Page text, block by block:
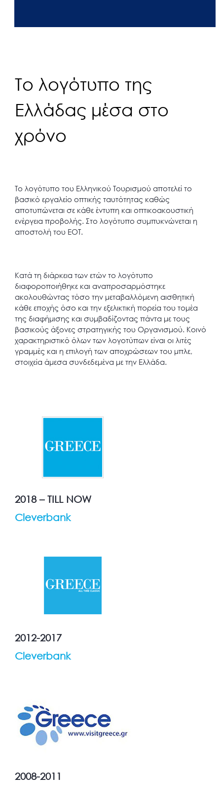
Το λογότυπο της
Ελλάδας μέσα στο
χρόνο
Το λογότυπο του Ελληνικού Τουρισμού αποτελεί το
βασικό εργαλείο οπτικής ταυτότητας καθώς
αποτυπώνεται σε κάθε έντυπη και οπτικοακουστική
ενέργεια προβολής. Στο λογότυπο συμπυκνώνεται η
αποστολή του ΕΟΤ.
Κατά τη διάρκεια των ετών το λογότυπο
διαφοροποιήθηκε και αναπροσαρμόστηκε
ακολουθώντας τόσο την μεταβαλλόμενη αισθητική
κάθε εποχής όσο και την εξελικτική πορεία του τομέα
της διαφήμισης και συμβαδίζοντας πάντα με τους
βασικούς άξονες στρατηγικής του Οργανισμού. Κοινό
χαρακτηριστικό όλων των λογοτύπων είναι οι λιτές
γραμμές και η επιλογή των αποχρώσεων του μπλε,
στοιχεία άμεσα συνδεδεμένα με την Ελλάδα.
2018 – TILL NOW
Cleverbank
2012-2017
Cleverbank
2008-2011